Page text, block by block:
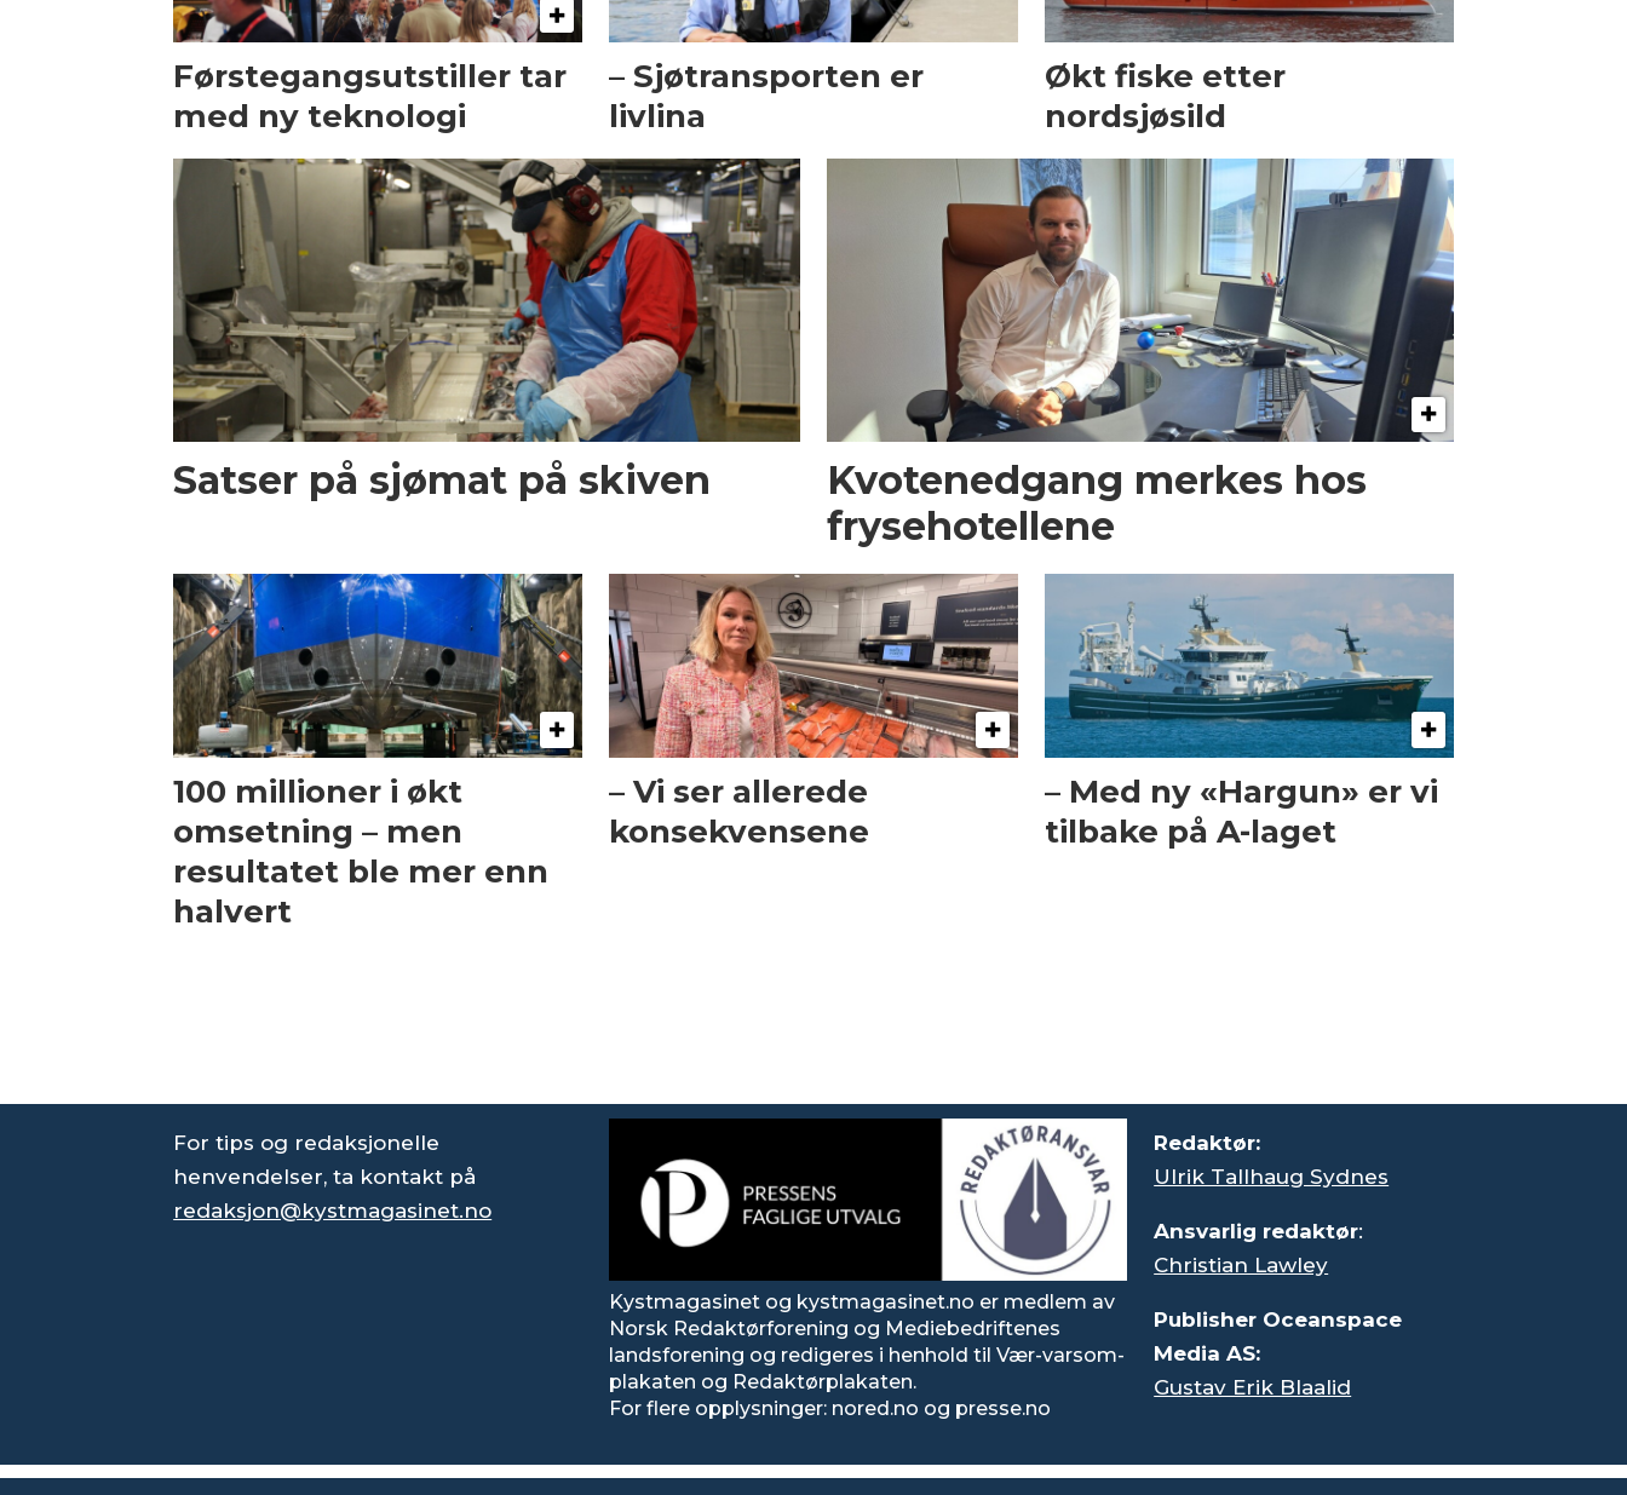
Førstegangsutstiller tar
med ny teknologi
– Sjøtransporten er
livlina
Økt fiske etter
nordsjøsild
Satser på sjømat på skiven
Kvotenedgang merkes hos
frysehotellene
100 millioner i økt
omsetning – men
resultatet ble mer enn
halvert
– Vi ser allerede
konsekvensene
– Med ny «Hargun» er vi
tilbake på A-laget
For tips og redaksjonelle
henvendelser, ta kontakt på
redaksjon@kystmagasinet.no
Kystmagasinet og kystmagasinet.no er medlem av
Norsk Redaktørforening og Mediebedriftenes
landsforening og redigeres i henhold til Vær-varsom-
plakaten og Redaktørplakaten.
For flere opplysninger: nored.no og presse.no
Redaktør:
Ulrik Tallhaug Sydnes
Ansvarlig redaktør:
Christian Lawley
Publisher Oceanspace
Media AS:
Gustav Erik Blaalid